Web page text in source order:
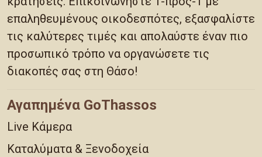
επαληθευμένους οικοδεσπότες, εξασφαλίστε
τις καλύτερες τιμές και απολαύστε έναν πιο
προσωπικό τρόπο να οργανώσετε τις
διακοπές σας στη Θάσο!
Αγαπημένα GoThassos
Live Κάμερα
Καταλύματα & Ξενοδοχεία